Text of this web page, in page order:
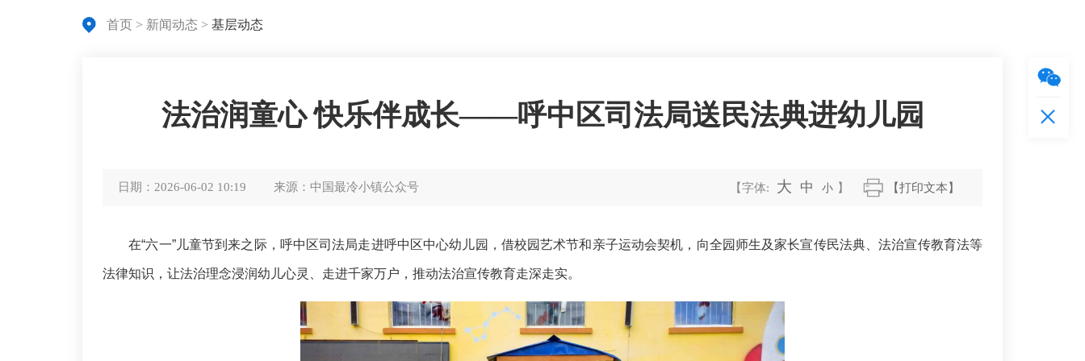
首页 > 新闻动态 > 基层动态
法治润童心 快乐伴成长——呼中区司法局送民法典进幼儿园
日期： 2026-06-02 10:19 来源： 中国最冷小镇公众号 【字体: 大 中 小 】 【打印文本】
在“六一”儿童节到来之际，呼中区司法局走进呼中区中心幼儿园，借校园艺术节和亲子运动会契机，向全园师生及家长宣传民法典、法治宣传教育法等
法律知识，让法治理念浸润幼儿心灵、走进千家万户，推动法治宣传教育走深走实。